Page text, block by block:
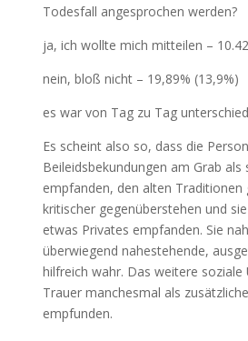
Todesfall angesprochen werden?
ja, ich wollte mich mitteilen –
nein, bloß nicht – 19,89% (13,9%)
es war von Tag zu Tag
Es scheint also so, dass die
Beileidsbekundungen am Grab als
empfanden, den alten Traditionen
kritischer gegenüberstehen und
etwas Privates empfanden. Sie
überwiegend nahestehende,
hilfreich wahr. Das weitere
Trauer manchesmal als
empfunden.